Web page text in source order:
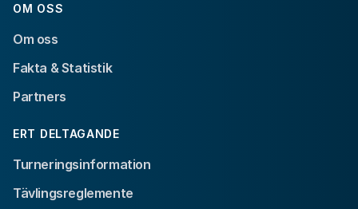
OM OSS
Om oss
Fakta & Statistik
Partners
ERT DELTAGANDE
Turneringsinformation
Tävlingsreglemente